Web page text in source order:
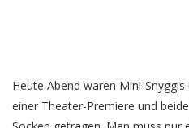
Heute Abend waren Mini-
einer Theater-Premiere und